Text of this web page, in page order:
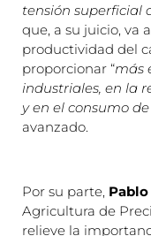
tensión superficial
que, a su juicio, va
productividad del
proporcionar “más
industriales, en la
y en el consumo
avanzado.
Por su parte,
Agricultura de
relieve la